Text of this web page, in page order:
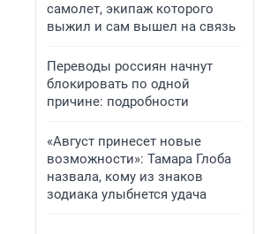
самолет, экипаж которого
выжил и сам вышел на связь
Переводы россиян начнут
блокировать по одной
причине: подробности
«Август принесет новые
возможности»: Тамара Глоба
назвала, кому из знаков
зодиака улыбнется удача